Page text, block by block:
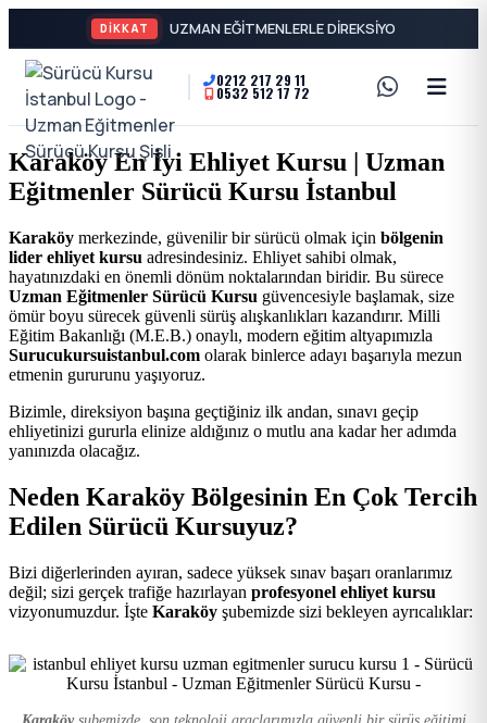
DİKKAT
Sürücü
Kursu
İstanbul
-
Şişli
En
İyi
Ehliyet
Kursu
A2
Motor
Ehliyeti
Özel
Direksiyon
Dersi
0212 217 29 11
0532 512 17 72
Karaköy En İyi Ehliyet Kursu | Uzman
Eğitmenler Sürücü Kursu İstanbul
Karaköy merkezinde, güvenilir bir sürücü olmak için bölgenin
lider ehliyet kursu adresindesiniz. Ehliyet sahibi olmak,
hayatınızdaki en önemli dönüm noktalarından biridir. Bu sürece
Uzman Eğitmenler Sürücü Kursu güvencesiyle başlamak, size
ömür boyu sürecek güvenli sürüş alışkanlıkları kazandırır. Milli
Eğitim Bakanlığı (M.E.B.) onaylı, modern eğitim altyapımızla
Surucukursuistanbul.com olarak binlerce adayı başarıyla mezun
etmenin gururunu yaşıyoruz.
Bizimle, direksiyon başına geçtiğiniz ilk andan, sınavı geçip
ehliyetinizi gururla elinize aldığınız o mutlu ana kadar her adımda
yanınızda olacağız.
Neden Karaköy Bölgesinin En Çok Tercih
Edilen Sürücü Kursuyuz?
Bizi diğerlerinden ayıran, sadece yüksek sınav başarı oranlarımız
değil; sizi gerçek trafiğe hazırlayan profesyonel ehliyet kursu
vizyonumuzdur. İşte Karaköy şubemizde sizi bekleyen ayrıcalıklar:
Karaköyşubemizde, son teknoloji araçlarımızla güvenli bir sürüş eğitimi